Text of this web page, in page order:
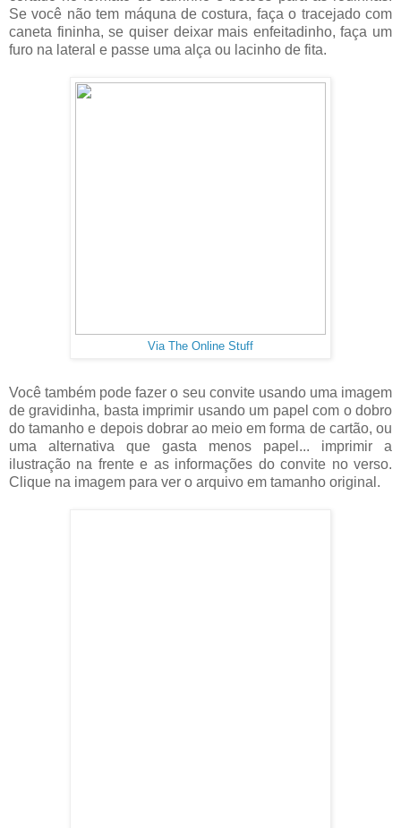
Se você não tem máquna de costura, faça o tracejado com
caneta fininha, se quiser deixar mais enfeitadinho, faça um
furo na lateral e passe uma alça ou lacinho de fita.
Via The Online Stuff
Você também pode fazer o seu convite usando uma imagem
de gravidinha, basta imprimir usando um papel com o dobro
do tamanho e depois dobrar ao meio em forma de cartão, ou
uma alternativa que gasta menos papel... imprimir a
ilustração na frente e as informações do convite no verso.
Clique na imagem para ver o arquivo em tamanho original.